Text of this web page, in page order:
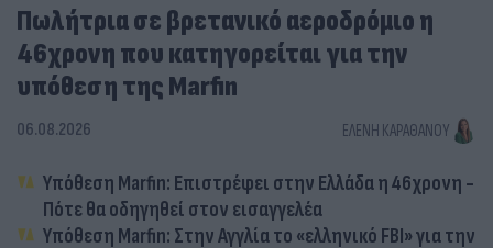
Πωλήτρια σε βρετανικό αεροδρόμιο η
46χρονη που κατηγορείται για την
υπόθεση της Marfin
06.08.2026 ΕΛΈΝΗ ΚΑΡΑΘΆΝΟΥ
Υπόθεση Marfin: Επιστρέφει στην Ελλάδα η 46χρονη -
Πότε θα οδηγηθεί στον εισαγγελέα
Υπόθεση Marfin: Στην Αγγλία το «ελληνικό FBI» για την